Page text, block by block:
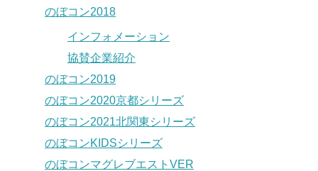
のぼコン2018
インフォメーション
協賛企業紹介
のぼコン2019
のぼコン2020京都シリーズ
のぼコン2021北関東シリーズ
のぼコンKIDSシリーズ
のぼコンマグレブエストVER